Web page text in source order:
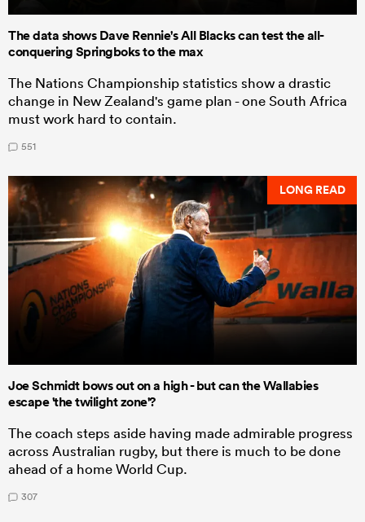
The data shows Dave Rennie's All Blacks can test the all-
conquering Springboks to the max
The Nations Championship statistics show a drastic
change in New Zealand's game plan - one South Africa
must work hard to contain.
551
LONG READ
Joe Schmidt bows out on a high - but can the Wallabies
escape 'the twilight zone'?
The coach steps aside having made admirable progress
across Australian rugby, but there is much to be done
ahead of a home World Cup.
307